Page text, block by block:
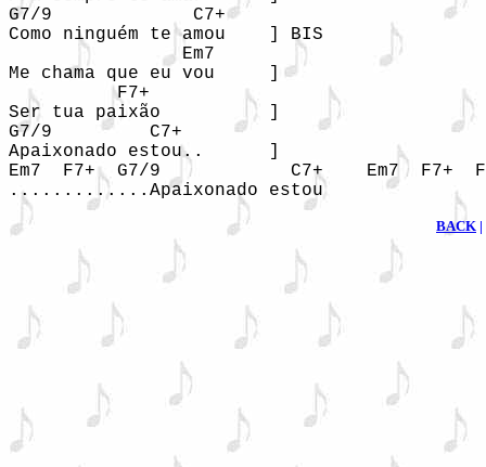
G7/9             C7+
Como ninguém te amou    ] BIS
                Em7
Me chama que eu vou     ]
          F7+
Ser tua paixão          ]
G7/9         C7+
Apaixonado estou..      ]
Em7  F7+  G7/9            C7+    Em7  F7+
BACK |